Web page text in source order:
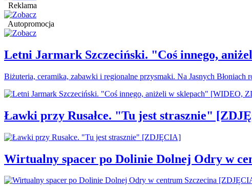
Reklama
Autopromocja
Letni Jarmark Szczeciński. "Coś innego,
Biżuteria, ceramika, zabawki i regionalne przysmaki. Na Jasnych
Ławki przy Rusałce. "Tu jest strasznie"
Wirtualny spacer po Dolinie Dolnej Odry w